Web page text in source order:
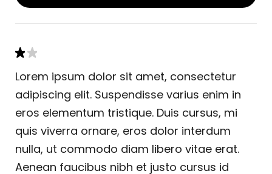
Lorem ipsum dolor sit amet, consectetur
adipiscing elit. Suspendisse varius enim in
eros elementum tristique. Duis cursus, mi
quis viverra ornare, eros dolor interdum
nulla, ut commodo diam libero vitae erat.
Aenean faucibus nibh et justo cursus id